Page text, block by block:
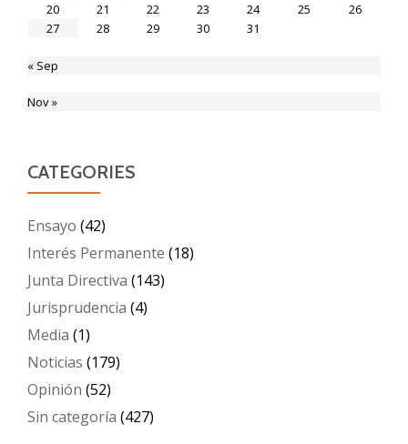
20
21 22 23 24 25
26
27
28 29 30 31
« Sep
Nov »
CATEGORIES
Ensayo (42)
Interés Permanente (18)
Junta Directiva (143)
Jurisprudencia (4)
Media (1)
Noticias (179)
Opinión (52)
Sin categoría (427)